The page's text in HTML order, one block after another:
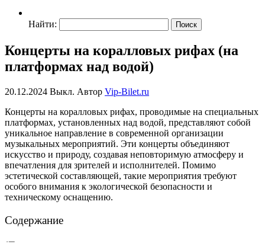
Найти:
Концерты на коралловых рифах (на
платформах над водой)
20.12.2024 Выкл. Автор Vip-Bilet.ru
Концерты на коралловых рифах, проводимые на специальных
платформах, установленных над водой, представляют собой
уникальное направление в современной организации
музыкальных мероприятий. Эти концерты объединяют
искусство и природу, создавая неповторимую атмосферу и
впечатления для зрителей и исполнителей. Помимо
эстетической составляющей, такие мероприятия требуют
особого внимания к экологической безопасности и
техническому оснащению.
Содержание